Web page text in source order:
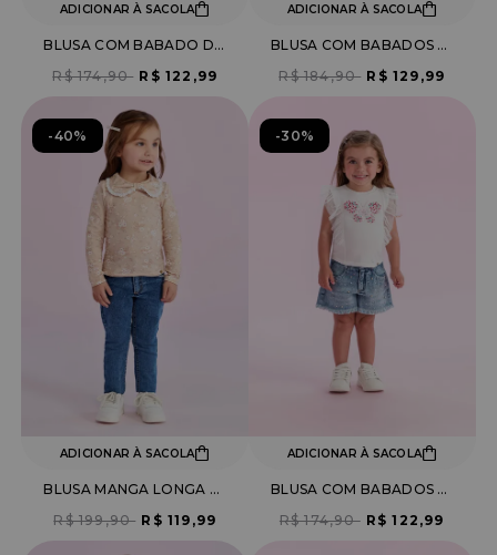
ADICIONAR À SACOLA
BLUSA COM BABADO DE TULE E BORDADO LAÇO
R$ 174,90 R$ 122,99
ADICIONAR À SACOLA
BLUSA COM BABADOS E ESTAMPA DE BOLO
R$ 184,90 R$ 129,99
40%
ADICIONAR À SACOLA
BLUSA MANGA LONGA ESTAMPA FLORES COM GOLA BORDADA
R$ 199,90 R$ 119,99
30%
ADICIONAR À SACOLA
BLUSA COM BABADOS DE TULE E ESTAMPA BORBOLETA
R$ 174,90 R$ 122,99